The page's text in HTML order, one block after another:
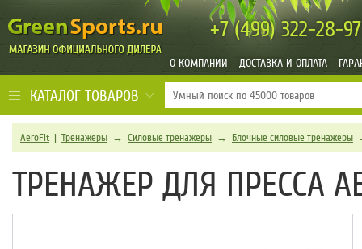
+7 (499)322-28-97
О КОМПАНИИ ДОСТАВКА И ОПЛАТА
КАТАЛОГ ТОВАРОВ
AeroFit| Тренажеры → Силовые тренажеры → Блочные силовые тренажеры
ТРЕНАЖЕР ДЛЯ ПРЕССА